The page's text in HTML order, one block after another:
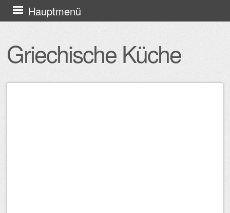
Griechische Küche
Hauptmenü
Zum
Inhalt